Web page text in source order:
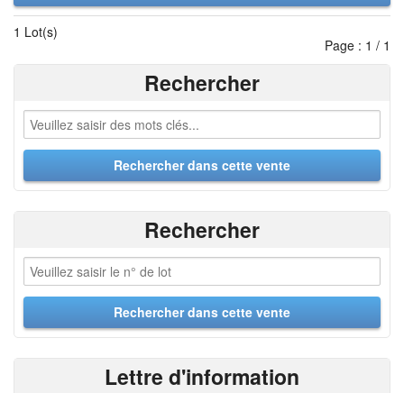
1 Lot(s)
Page : 1 / 1
Rechercher
Rechercher
Lettre d'information